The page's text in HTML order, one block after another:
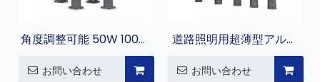
角度調整可能 50W 100W
150W 200W LED 街路灯
お問い合わせ
道路照明用超薄型アルミ
ニウム IP66 街路灯
お問い合わせ